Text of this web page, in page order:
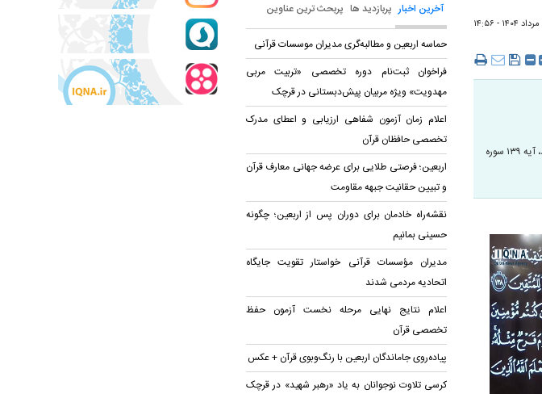
مؤذن و مکبر نماز جمعه تهران در راستای شرکت در پویش قرآنی فتح که از سوی خبرگزاری بین‌المللی قرآن (ایکنا) برگزار می‌شود، آیه ۱۳۹ سوره
آخرین اخبار پربازدید ها پربحث ترین عناوین
حماسه اربعین و مطالبه‌گری مدیران موسسات قرآنی
فراخوان ثبت‌نام دوره تخصصی «تربیت مربی
مهدویت» ویژه مربیان پیش‌دبستانی در قرچک
اعلام زمان آزمون شفاهی ارزیابی و اعطای مدرک
تخصصی حافظان قرآن
اربعین؛ فرصتی طلایی برای عرضه جهانی معارف قرآن
و تبیین حقانیت جبهه مقاومت
نقشه‌راه خادمان برای دوران پس از اربعین؛ چگونه
حسینی بمانیم
مدیران مؤسسات قرآنی خواستار تقویت جایگاه
اتحادیه‌ مردمی شدند
اعلام نتایج نهایی مرحله نخست آزمون حفظ
تخصصی قرآن
پیاده‌روی جاماندگان اربعین با رنگ‌وبوی قرآن + عکس
کرسی تلاوت نوجوانان به یاد «رهبر شهید» در قرچک